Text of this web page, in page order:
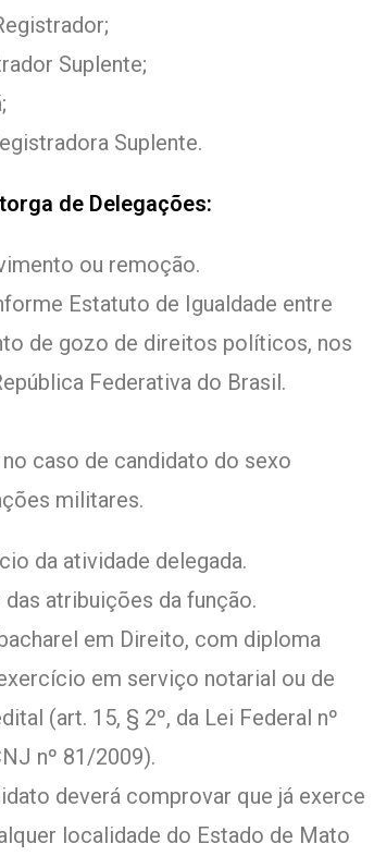
Suplente;
Suplente.
de Delegações:
ou remoção.
Estatuto de Igualdade entre
de gozo de direitos políticos, nos
Federativa do Brasil.
caso de candidato do sexo
militares.
da atividade delegada.
atribuições da função.
em Direito, com diploma
em serviço notarial ou de
(art. 15, § 2º, da Lei Federal nº
nº 81/2009).
deverá comprovar que já exerce
localidade do Estado de Mato